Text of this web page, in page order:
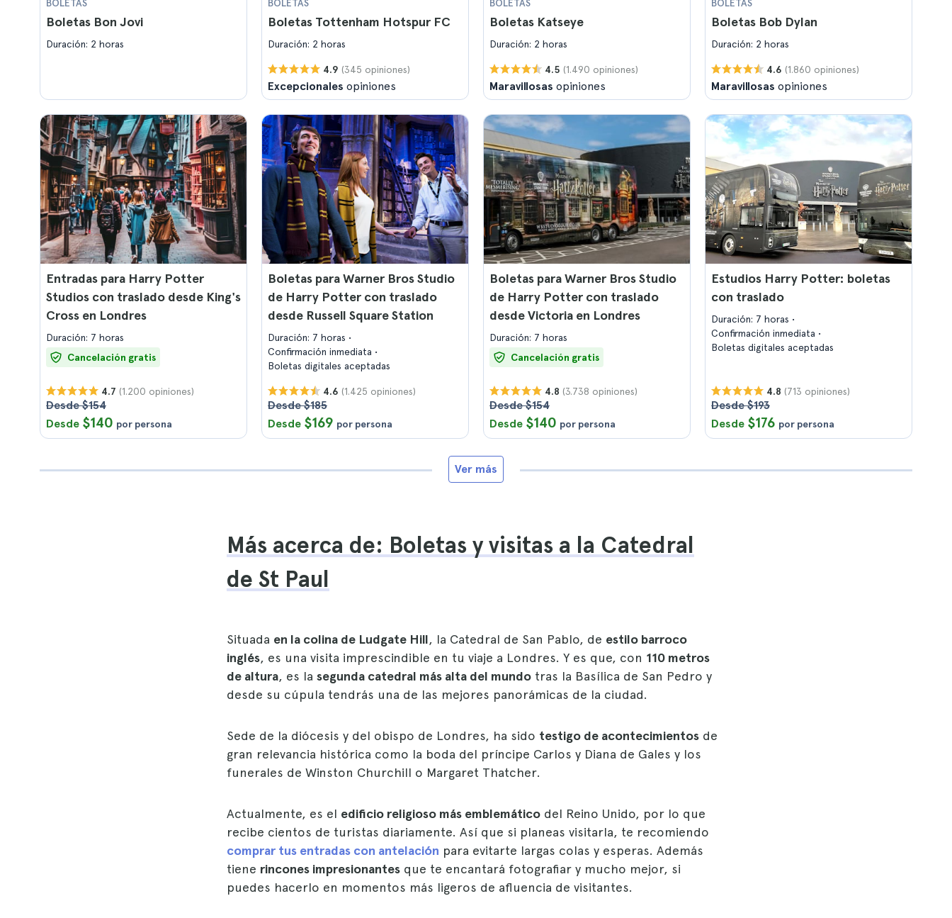
BOLETAS
Boletas Bon Jovi
Duración: 2 horas
BOLETAS
Boletas Tottenham Hotspur FC
Duración: 2 horas
4.9 (345 opiniones)
Excepcionales opiniones
BOLETAS
Boletas Katseye
Duración: 2 horas
4.5 (1.490 opiniones)
Maravillosas opiniones
BOLETAS
Boletas Bob Dylan
Duración: 2 horas
4.6 (1.860 opiniones)
Maravillosas opiniones
Entradas para Harry Potter
Studios con traslado desde King's
Cross en Londres
Duración: 7 horas
Cancelación gratis
4.7 (1.200 opiniones)
Desde $154
Desde $140 por persona
Boletas para Warner Bros Studio
de Harry Potter con traslado
desde Russell Square Station
Duración: 7 horas
Confirmación inmediata
Boletas digitales aceptadas
4.6 (1.425 opiniones)
Desde $185
Desde $169 por persona
Boletas para Warner Bros Studio
de Harry Potter con traslado
desde Victoria en Londres
Duración: 7 horas
Cancelación gratis
4.8 (3.738 opiniones)
Desde $154
Desde $140 por persona
Estudios Harry Potter: boletas
con traslado
Duración: 7 horas
Confirmación inmediata
Boletas digitales aceptadas
4.8 (713 opiniones)
Desde $193
Desde $176 por persona
Ver más
Más acerca de: Boletas y visitas a la Catedral
de St Paul
Situada en la colina de Ludgate Hill, la Catedral de San Pablo, de estilo barroco
inglés, es una visita imprescindible en tu viaje a Londres. Y es que, con 110 metros
de altura, es la segunda catedral más alta del mundo tras la Basílica de San Pedro y
desde su cúpula tendrás una de las mejores panorámicas de la ciudad.
Sede de la diócesis y del obispo de Londres, ha sido testigo de acontecimientos de
gran relevancia histórica como la boda del príncipe Carlos y Diana de Gales y los
funerales de Winston Churchill o Margaret Thatcher.
Actualmente, es el edificio religioso más emblemático del Reino Unido, por lo que
recibe cientos de turistas diariamente. Así que si planeas visitarla, te recomiendo
comprar tus entradas con antelación para evitarte largas colas y esperas. Además
tiene rincones impresionantes que te encantará fotografiar y mucho mejor, si
puedes hacerlo en momentos más ligeros de afluencia de visitantes.